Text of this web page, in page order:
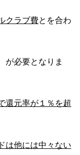
クラブ費とを合わ
が必要となりま
還元率が１％を超
は他には中々ない